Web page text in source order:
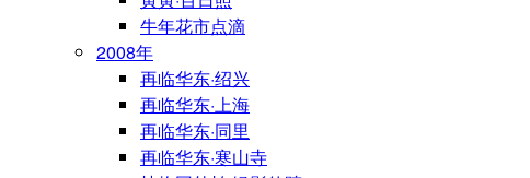
牛年花市点滴
2008年
再临华东·绍兴
再临华东·上海
再临华东·同里
再临华东·寒山寺